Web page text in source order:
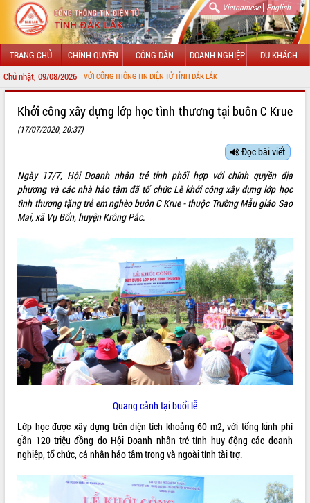
Vietnamese| English
TRANG CHỦ CHÍNH QUYỀN CÔNG DÂN DOANH NGHIỆP DU KHÁCH
Chủ nhật, 09/08/2026
MỪNG ĐẾN VỚI CỔNG THÔNG TIN ĐIỆN TỬ TỈNH ĐẮK LẮK
LÃNH ĐẠO UBND TỈNH
SỞ, BAN, NGÀNH
UBND CÁC XÃ, PHƯỜNG
THÔNG TIN CHỈ ĐẠO ĐIỀU HÀNH
HỆ THỐNG VĂN BẢN
VĂN BẢN HĐND TỈNH
ĐIỂM TIN VĂN BẢN
QUY HOẠCH - KẾ HOẠCH
Khởi công xây dựng lớp học tình thương tại buôn C Krue
(17/07/2020, 20:37)
Đọc bài viết
Ngày 17/7, Hội Doanh nhân trẻ tỉnh phối hợp với chính quyền địa
phương và các nhà hảo tâm đã tổ chức Lễ khởi công xây dựng lớp học
tình thương tặng trẻ em nghèo buôn C Krue - thuộc Trường Mẫu giáo Sao
Mai, xã Vụ Bổn, huyện Krông Pắc.
Quang cảnh tại buổi lễ
Lớp học được xây dựng trên diện tích khoảng 60 m2, với tổng kinh phí
gần 120 triệu đồng do Hội Doanh nhân trẻ tỉnh huy động các doanh
nghiệp, tổ chức, cá nhân hảo tâm trong và ngoài tỉnh tài trợ.